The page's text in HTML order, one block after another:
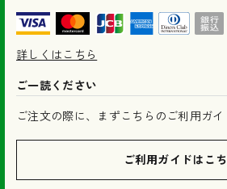
詳しくはこちら
ご一読ください
ご注文の際に、まずこちらのご利用ガイ
ご利用ガイドはこ